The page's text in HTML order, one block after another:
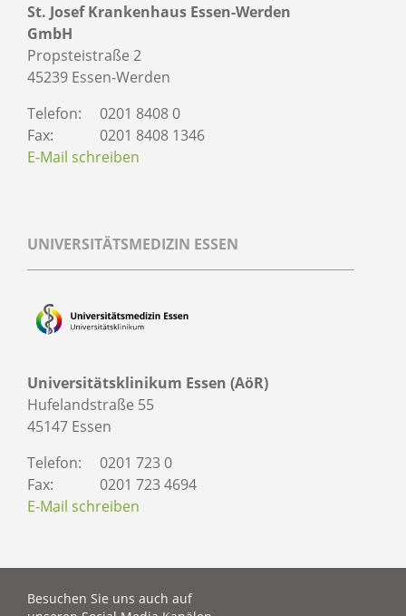
St. Josef Krankenhaus Essen-Werden
GmbH
Propsteistraße 2
45239 Essen-Werden
Telefon:
0201 8408 0
Fax:
0201 8408 1346
E-Mail schreiben
UNIVERSITÄTSMEDIZIN ESSEN
Universitätsklinikum Essen (AöR)
Hufelandstraße 55
45147 Essen
Telefon:
0201 723 0
Fax:
0201 723 4694
E-Mail schreiben
Besuchen Sie uns auch auf